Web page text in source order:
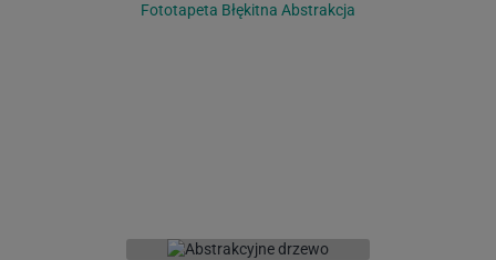
Fototapeta Błękitna Abstrakcja